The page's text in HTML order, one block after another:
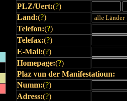
PLZ/Uert:(?)
Land:(?)
Telefon:(?)
Telefax:(?)
E-Mail:(?)
Homepage:(?)
Plaz vun der Manifestatioun:
Numm:(?)
Adress:(?)